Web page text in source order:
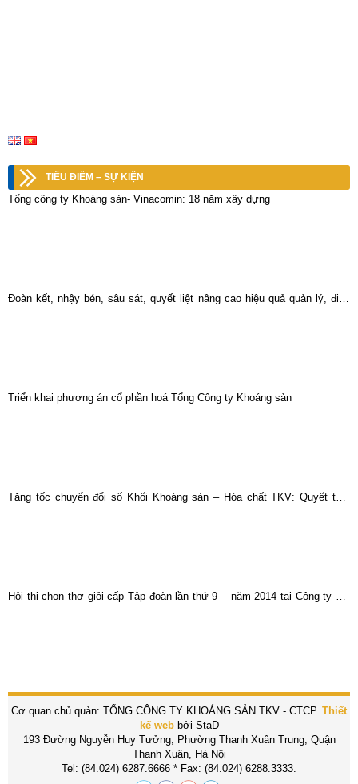
TIÊU ĐIỂM – SỰ KIỆN
Tổng công ty Khoáng sản- Vinacomin: 18 năm xây dựng
Đoàn kết, nhậy bén, sâu sát, quyết liệt nâng cao hiệu quả quản lý, điều
Triển khai phương án cổ phần hoá Tổng Công ty Khoáng sản
Tăng tốc chuyển đổi số Khối Khoáng sản – Hóa chất TKV: Quyết tâm
Hội thi chọn thợ giỏi cấp Tập đoàn lần thứ 9 – năm 2014 tại Công ty mỏ
Cơ quan chủ quản: TỔNG CÔNG TY KHOÁNG SẢN TKV - CTCP. Thiết
kế webbởi StaD
193 Đường Nguyễn Huy Tưởng, Phường Thanh Xuân Trung, Quận
Thanh Xuân, Hà Nội
Tel: (84.024) 6287.6666 * Fax: (84.024) 6288.3333.